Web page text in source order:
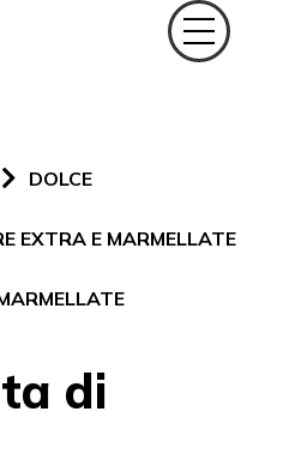
DOLCE
EXTRA E MARMELLATE
di